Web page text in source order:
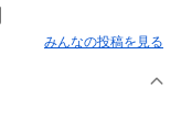
みんなの投稿を見る